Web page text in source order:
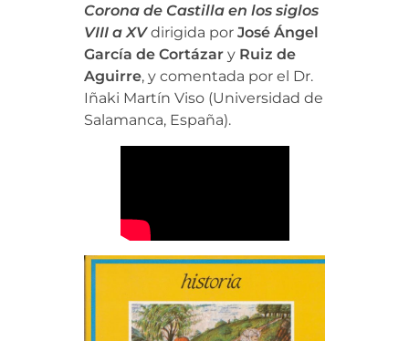
Corona de Castilla en los siglos
VIII a XVdirigida por José Ángel
García de Cortázar y Ruiz de
Aguirre, y comentada por el Dr.
Iñaki Martín Viso (Universidad de
Salamanca, España).